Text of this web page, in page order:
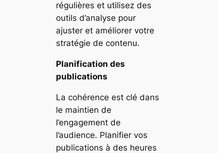
régulières et utilisez des
outils d’analyse pour
ajuster et améliorer votre
stratégie de contenu.
Planification des
publications
La cohérence est clé dans
le maintien de
l’engagement de
l’audience. Planifier vos
publications à des heures